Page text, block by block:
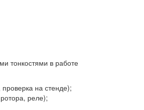
тонкостями в работе
на стенде);
реле);